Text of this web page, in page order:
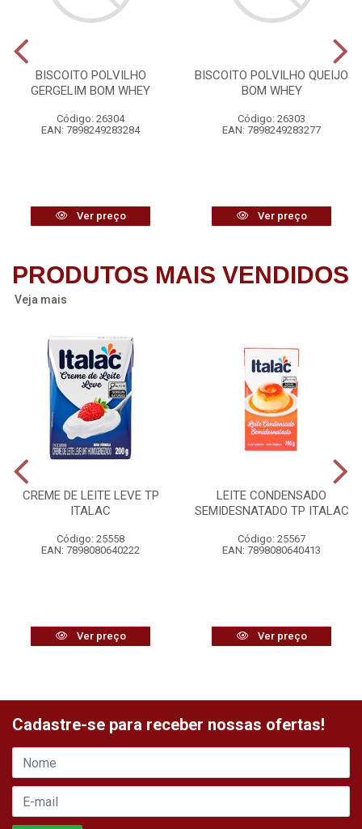
BISCOITO POLVILHO
GERGELIM BOM WHEY
Código: 26304
EAN: 7898249283284
Ver preço
BISCOITO POLVILHO QUEIJO
BOM WHEY
Código: 26303
EAN: 7898249283277
Ver preço
PRODUTOS MAIS VENDIDOS
Veja mais
CREME DE LEITE LEVE TP
ITALAC
Código: 25558
EAN: 7898080640222
Ver preço
LEITE CONDENSADO
SEMIDESNATADO TP ITALAC
Código: 25567
EAN: 7898080640413
Ver preço
Cadastre-se para receber nossas ofertas!